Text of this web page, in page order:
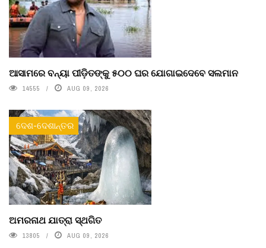
ଆସାମରେ ବନ୍ୟା ପୀଡ଼ିତଙ୍କୁ ୫୦୦ ଘର ଯୋଗାଇଦେବେ ସଲମାନ
14555 AUG 09, 2026
ଦେଶ-ଦେଶାନ୍ତର
ଅମରନାଥ ଯାତ୍ରା ସ୍ଥଗିତ
13805 AUG 09, 2026